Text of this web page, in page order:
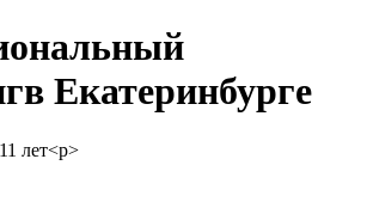
в Екатеринбурге